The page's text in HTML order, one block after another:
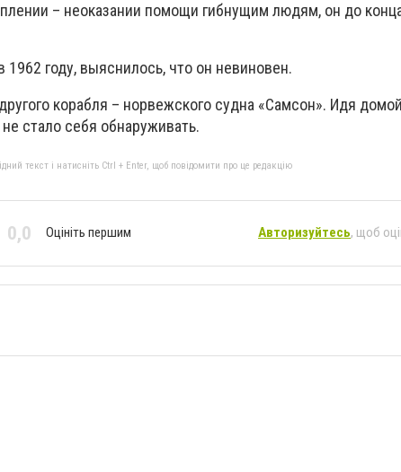
– неоказании помощи гибнущим людям, он до
году, выяснилось, что он невиновен.
корабля – норвежского судна «Самсон». Идя
стало себя обнаруживать.
текст і натисніть Ctrl + Enter, щоб повідомити про це редакцію
0,0 Оцініть першим Авторизуйтесь, щоб